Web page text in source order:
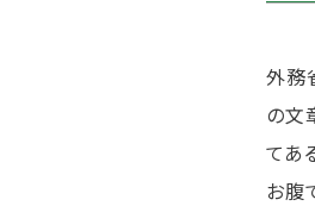
外務
の文
てあ
お腹